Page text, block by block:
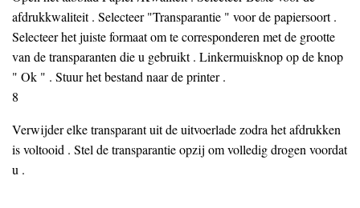
afdrukkwaliteit . Selecteer "Transparantie " voor de papiersoort .
Selecteer het juiste formaat om te corresponderen met de grootte
van de transparanten die u gebruikt . Linkermuisknop op de knop
" Ok " . Stuur het bestand naar de printer .
8
Verwijder elke transparant uit de uitvoerlade zodra het afdrukken
is voltooid . Stel de transparantie opzij om volledig drogen voordat
u .